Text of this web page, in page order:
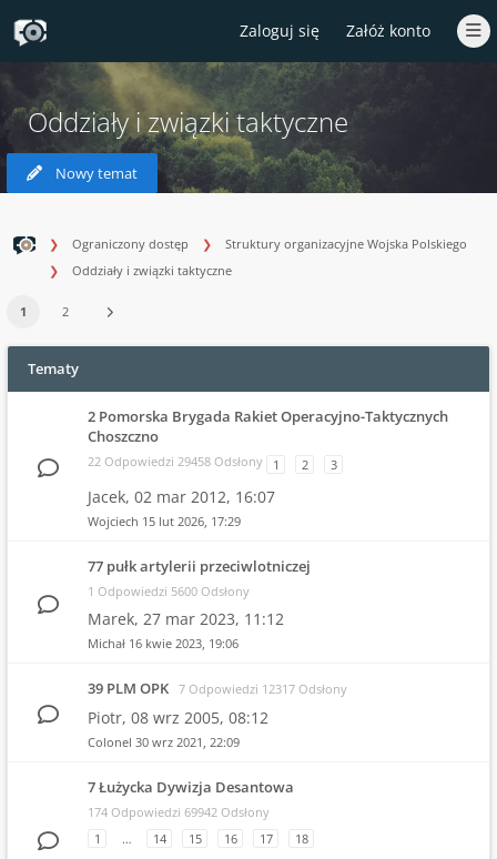
Zaloguj się Załóż konto
Oddziały i związki taktyczne
Nowy temat
Ograniczony dostęp
Struktury organizacyjne Wojska Polskiego
Oddziały i związki taktyczne
1 2
Tematy
2 Pomorska Brygada Rakiet Operacyjno-Taktycznych
Choszczno
22 Odpowiedzi 29458 Odsłony 1 2 3
Jacek, 02 mar 2012, 16:07
Wojciech 15 lut 2026, 17:29
77 pułk artylerii przeciwlotniczej
1 Odpowiedzi 5600 Odsłony
Marek, 27 mar 2023, 11:12
Michał 16 kwie 2023, 19:06
39 PLM OPK 7 Odpowiedzi 12317 Odsłony
Piotr, 08 wrz 2005, 08:12
Colonel 30 wrz 2021, 22:09
7 Łużycka Dywizja Desantowa
174 Odpowiedzi 69942 Odsłony
1
… 14 15 16 17 18